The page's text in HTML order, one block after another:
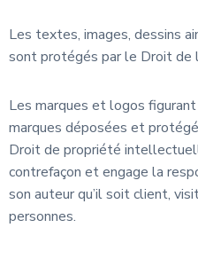
Les textes, images, dessins
sont protégés par le Droit
Les marques et logos
marques déposées et
Droit de propriété
contrefaçon et engage la
son auteur qu’il soit client,
personnes.